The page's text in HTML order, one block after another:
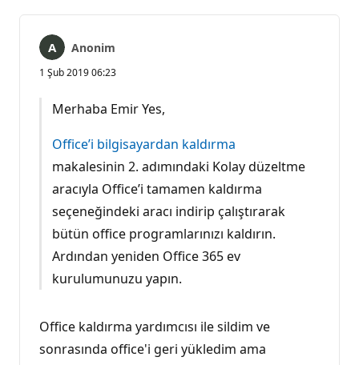
Anonim
1 Şub 2019 06:23
Merhaba Emir Yes,
Office’i bilgisayardan kaldırma
makalesinin 2. adımındaki Kolay düzeltme
aracıyla Office’i tamamen kaldırma
seçeneğindeki aracı indirip çalıştırarak
bütün office programlarınızı kaldırın.
Ardından yeniden Office 365 ev
kurulumunuzu yapın.
Office kaldırma yardımcısı ile sildim ve
sonrasında office'i geri yükledim ama